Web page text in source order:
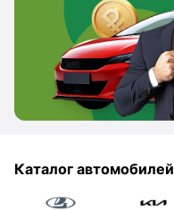
Каталог автомобилей